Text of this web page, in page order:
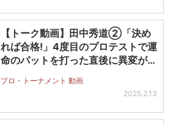
【トーク動画】田中秀道②「決め
れば合格!」4度目のプロテストで運
命のパットを打った直後に異変が…
プロ・トーナメント 動画
2025.2.13